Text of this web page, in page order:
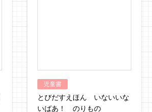
児童書
とびだすえほん いないいな
いばあ！ のりもの